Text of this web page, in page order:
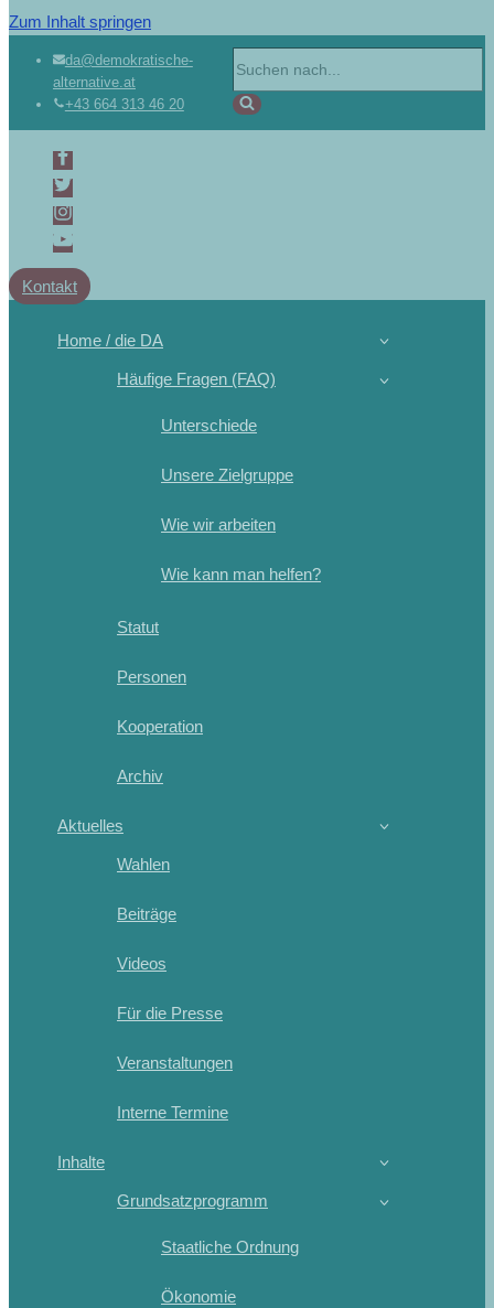
Zum Inhalt springen
da@demokratische-
alternative.at
+43 664 313 46 20
Kontakt
Home / die DA
Häufige Fragen (FAQ)
Unterschiede
Unsere Zielgruppe
Wie wir arbeiten
Wie kann man helfen?
Statut
Personen
Kooperation
Archiv
Aktuelles
Wahlen
Beiträge
Videos
Für die Presse
Veranstaltungen
Interne Termine
Inhalte
Grundsatzprogramm
Staatliche Ordnung
Ökonomie